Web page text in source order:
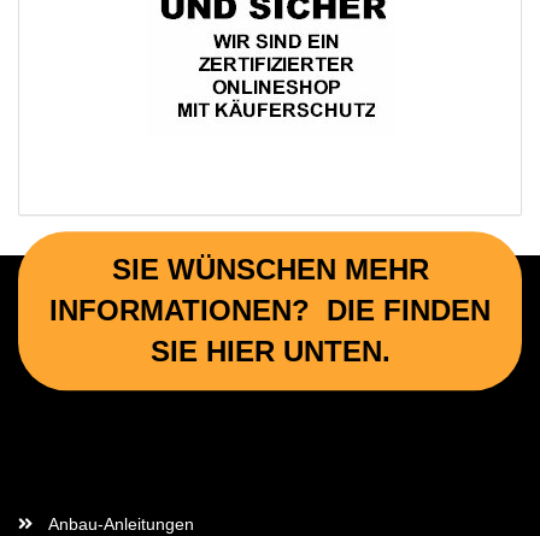
SIE WÜNSCHEN MEHR
INFORMATIONEN? DIE FINDEN
SIE HIER UNTEN.
Anbau-Anleitungen